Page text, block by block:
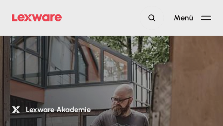
Menü
Lexware Akademie